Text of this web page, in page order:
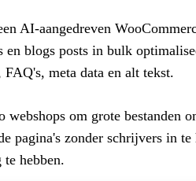
AI-aangedreven
en blogs posts in bulk
meta data en alt tekst.
webshops om grote bestanden
pagina's zonder schrijvers in
hebben.